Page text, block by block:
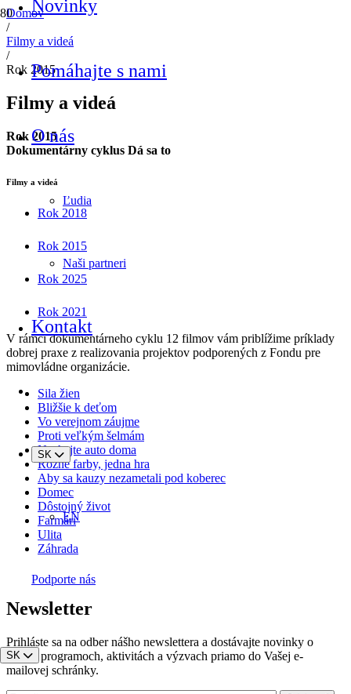
Novinky
Pomáhajte s nami
O nás
Ľudia
Naši partneri
Kontakt
SK
EN
Podporte nás
SK
Domov
/
Filmy a videá
/
Rok 2015
Filmy a videá
Rok 2015
Dokumentárny cyklus Dá sa to
Filmy a videá
Rok 2018
Rok 2015
Rok 2025
Rok 2021
V rámci dokumentárneho cyklu 12 filmov vám priblížime príklady
dobrej praxe z realizovania projektov podporených z Fondu pre
mimovládne organizácie.
Sila žien
Bližšie k deťom
Vo verejnom záujme
Proti veľkým šelmám
Nechajte auto doma
Rôzne farby, jedna hra
Aby sa kauzy nezametali pod koberec
Domec
Dôstojný život
Farmári
Ulita
Záhrada
Newsletter
Prihláste sa na odber nášho newslettera a dostávajte novinky o
našich programoch, aktivitách a výzvach priamo do Vašej e-
mailovej schránky.